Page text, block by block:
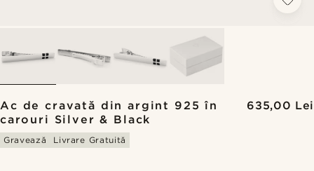
Ac de cravată din argint 925 în
carouri Silver & Black
635,00 Lei
Gravează Livrare Gratuită